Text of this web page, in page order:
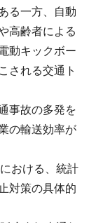
る一方、自動
高齢者による
動キックボー
される交通ト
事故の多発を
の輸送効率が
おける、統計
対策の具体的